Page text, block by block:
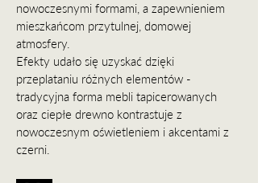
nowoczesnymi formami, a zapewnieniem
mieszkańcom przytulnej, domowej
atmosfery.
Efekty udało się uzyskać dzięki
przeplataniu różnych elementów -
tradycyjna forma mebli tapicerowanych
oraz ciepłe drewno kontrastuje z
nowoczesnym oświetleniem i akcentami z
czerni.